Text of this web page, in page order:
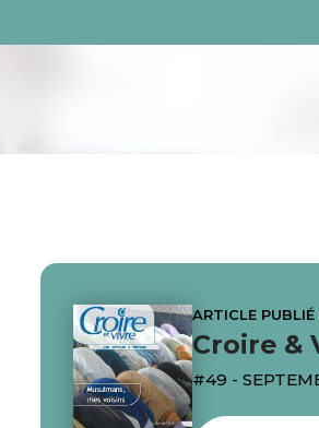
ARTICLE PUBLIÉ
Croire &
#49 -